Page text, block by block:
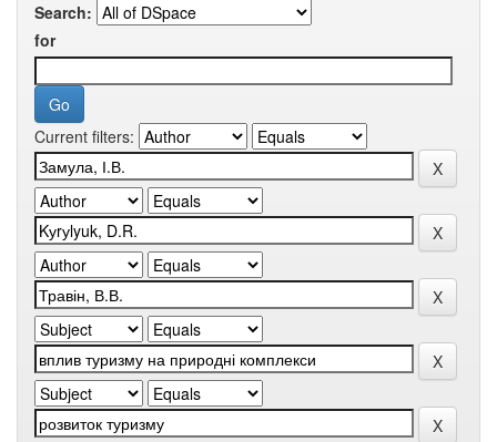
Search:
for
Current filters: